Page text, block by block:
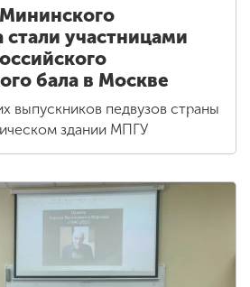
стали участницами
бала в Москве
выпускников педвузов страны
здании МПГУ